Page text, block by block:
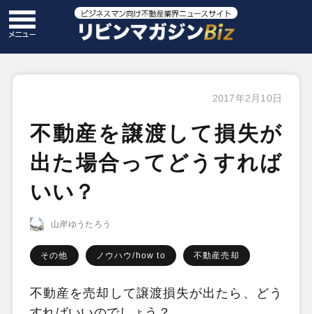
2017年2月10日
不動産を譲渡して損失が
出た場合ってどうすれば
いい？
山岸ゆうたろう
その他 ノウハウ/how to 不動産売却
不動産を売却して譲渡損失が出たら、どう